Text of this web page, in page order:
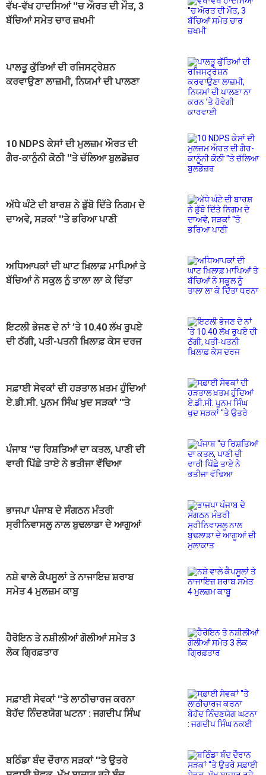
ਵੱਖ-ਵੱਖ ਹਾਦਸਿਆਂ ''ਚ ਔਰਤ ਦੀ ਮੌਤ, 3
ਬੱਚਿਆਂ ਸਮੇਤ ਚਾਰ ਜ਼ਖਮੀ
ਪਾਲਤੂ ਕੁੱਤਿਆਂ ਦੀ ਰਜਿਸਟ੍ਰੇਸ਼ਨ
ਕਰਵਾਉਣਾ ਲਾਜ਼ਮੀ, ਨਿਯਮਾਂ ਦੀ ਪਾਲਣਾ
10 NDPS ਕੇਸਾਂ ਦੀ ਮੁਲਜ਼ਮ ਔਰਤ ਦੀ
ਗੈਰ-ਕਾਨੂੰਨੀ ਕੋਠੀ ''ਤੇ ਚੱਲਿਆ ਬੁਲਡੋਜ਼ਰ
ਅੱਧੇ ਘੰਟੇ ਦੀ ਬਾਰਸ਼ ਨੇ ਡੁੱਬੋ ਦਿੱਤੇ ਨਿਗਮ ਦੇ
ਦਾਅਵੇ, ਸੜਕਾਂ ''ਤੇ ਭਰਿਆ ਪਾਣੀ
ਅਧਿਆਪਕਾਂ ਦੀ ਘਾਟ ਖ਼ਿਲਾਫ਼ ਮਾਪਿਆਂ ਤੇ
ਬੱਚਿਆਂ ਨੇ ਸਕੂਲ ਨੂੰ ਤਾਲਾ ਲਾ ਕੇ ਦਿੱਤਾ
ਇਟਲੀ ਭੇਜਣ ਦੇ ਨਾਂ ’ਤੇ 10.40 ਲੱਖ ਰੁਪਏ
ਦੀ ਠੱਗੀ, ਪਤੀ-ਪਤਨੀ ਖ਼ਿਲਾਫ਼ ਕੇਸ ਦਰਜ
ਸਫ਼ਾਈ ਸੇਵਕਾਂ ਦੀ ਹੜਤਾਲ ਖ਼ਤਮ ਹੁੰਦਿਆਂ
ਏ.ਡੀ.ਸੀ. ਪੂਨਮ ਸਿੰਘ ਖੁਦ ਸੜਕਾਂ ''ਤੇ
ਪੰਜਾਬ ''ਚ ਰਿਸ਼ਤਿਆਂ ਦਾ ਕਤਲ, ਪਾਣੀ ਦੀ
ਵਾਰੀ ਪਿੱਛੇ ਤਾਏ ਨੇ ਭਤੀਜਾ ਵੱਢਿਆ
ਭਾਜਪਾ ਪੰਜਾਬ ਦੇ ਸੰਗਠਨ ਮੰਤਰੀ
ਸ੍ਰੀਨਿਵਾਸਲੂ ਨਾਲ ਬੁਢਲਾਡਾ ਦੇ ਆਗੂਆਂ
ਨਸ਼ੇ ਵਾਲੇ ਕੈਪਸੂਲਾਂ ਤੇ ਨਾਜਾਇਜ਼ ਸ਼ਰਾਬ
ਸਮੇਤ 4 ਮੁਲਜ਼ਮ ਕਾਬੂ
ਹੈਰੋਇਨ ਤੇ ਨਸ਼ੀਲੀਆਂ ਗੋਲੀਆਂ ਸਮੇਤ 3
ਲੋਕ ਗ੍ਰਿਫ਼ਤਾਰ
ਸਫ਼ਾਈ ਸੇਵਕਾਂ ''ਤੇ ਲਾਠੀਚਾਰਜ ਕਰਨਾ
ਬੇਹੱਦ ਨਿੰਦਣਯੋਗ ਘਟਨਾ : ਜਗਦੀਪ ਸਿੰਘ
ਬਠਿੰਡਾ ਬੰਦ ਦੌਰਾਨ ਸੜਕਾਂ ''ਤੇ ਉਤਰੇ